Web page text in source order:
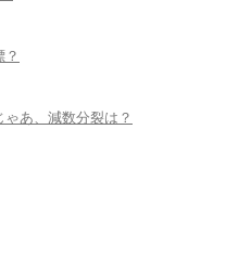
あ、減数分裂は？